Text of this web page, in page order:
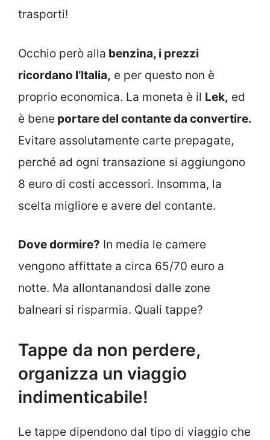
trasporti!
Occhio però alla benzina, i prezzi
ricordano l’Italia, e per questo non è
proprio economica. La moneta è il Lek, ed
è bene portare del contante da convertire.
Evitare assolutamente carte prepagate,
perché ad ogni transazione si aggiungono
8 euro di costi accessori. Insomma, la
scelta migliore e avere del contante.
Dove dormire? In media le camere
vengono affittate a circa 65/70 euro a
notte. Ma allontanandosi dalle zone
balneari si risparmia. Quali tappe?
Tappe da non perdere,
organizza un viaggio
indimenticabile!
Le tappe dipendono dal tipo di viaggio che